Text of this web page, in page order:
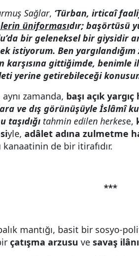
Sağlar, ‘Türban, irticaî
üniformasıdır; başörtüsü
bir geleneksel bir giysidir
istiyorum. Ben
karşısına gittiğimde, benimle
yerine getirebileceği
zamanda, başı açık
ve dış görünüşüyle İslâmî
taşıdığı tahmin edilen herkese,
yle, adâlet adına zulmetme
kanaatinin de bir itirafıdır.
***
mantığı, basit bir sosyo-
çatışma arzusu ve savaş ilânı